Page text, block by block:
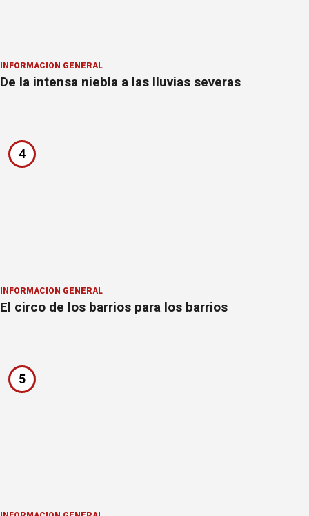
INFORMACION GENERAL
De la intensa niebla a las lluvias severas
4
INFORMACION GENERAL
El circo de los barrios para los barrios
5